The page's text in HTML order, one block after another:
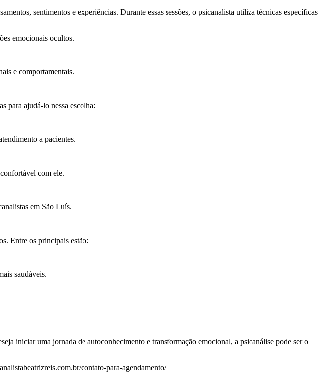
sentimentos e experiências. Durante essas sessões, o psicanalista utiliza técnicas específicas
emocionais ocultos.
e comportamentais.
para ajudá-lo nessa escolha:
a pacientes.
com ele.
em São Luís.
Entre os principais estão:
saudáveis.
iniciar uma jornada de autoconhecimento e transformação emocional, a psicanálise pode ser o
contato-para-agendamento/.